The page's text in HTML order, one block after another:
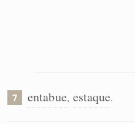
7 entabue, estaque.